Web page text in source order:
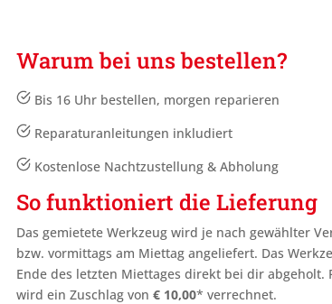
Warum bei uns bestellen?
Bis 16 Uhr bestellen, morgen reparieren
Reparaturanleitungen inkludiert
Kostenlose Nachtzustellung & Abholung
So funktioniert die Lieferung
Das gemietete Werkzeug wird je nach gewählter
bzw. vormittags am Miettag angeliefert. Das
Ende des letzten Miettagesdirekt bei dir abgeholt.
wird ein Zuschlag von€ 10,00* verrechnet.